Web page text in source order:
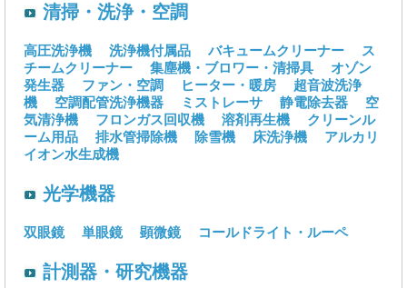
清掃・洗浄・空調
高圧洗浄機 洗浄機付属品 バキュームクリーナー
ス
チームクリーナー
集塵機・ブロワー・清掃具
オゾン
発生器
ファン・空調 ヒーター・暖房
超音波洗浄
機
空調配管洗浄機器 ミストレーサ 静電除去器
空
気清浄機
フロンガス回収機 溶剤再生機
クリーンル
ーム用品
排水管掃除機 除雪機 床洗浄機
アルカリ
イオン水生成機
光学機器
双眼鏡 単眼鏡 顕微鏡 コールドライト・ルーペ
計測器・研究機器